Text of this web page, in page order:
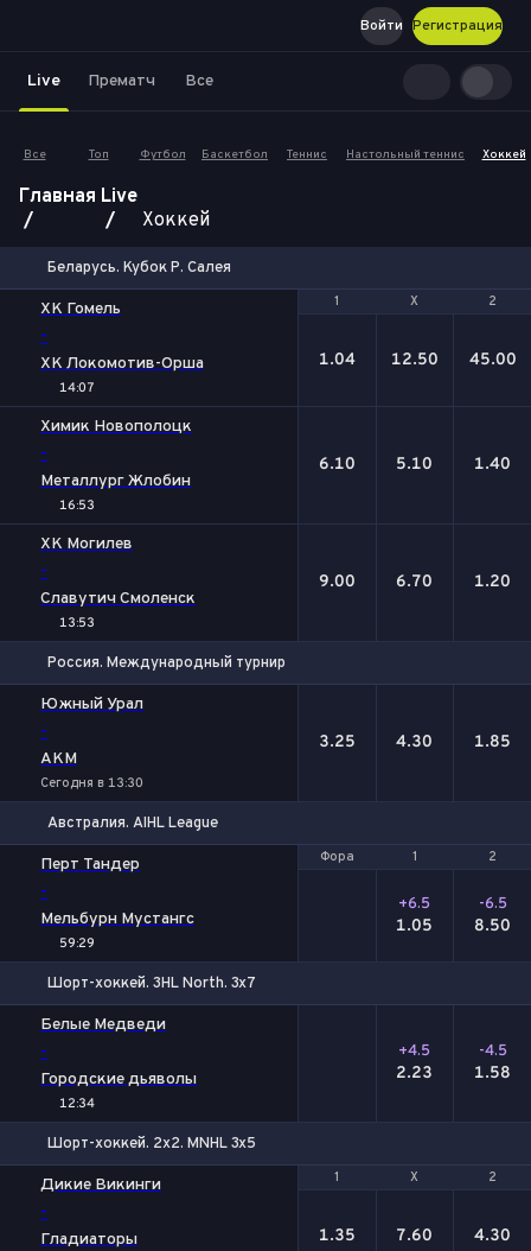
Регистрация
Войти
Live Прематч Все
Все Топ Футбол Баскетбол Теннис Настольный теннис Хоккей
Главная Live
Хоккей
Беларусь. Кубок Р. Салея
1 Х 2
ХК Гомель
-
ХК Локомотив-Орша
14:07
1 Х 2
1.04 12.50 45.00
Химик Новополоцк
-
Металлург Жлобин
16:53
6.10 5.10 1.40
ХК Могилев
-
Славутич Смоленск
13:53
9.00 6.70 1.20
Россия. Международный турнир
Южный Урал
-
АКМ
Сегодня в 13:30
3.25 4.30 1.85
Австралия. AIHL League
Фора 1 2
Перт Тандер
-
Мельбурн Мустангс
59:29
Фора 1 2
+6.5
1.05
-6.5
8.50
Шорт-хоккей. 3HL North. 3x7
Белые Медведи
-
Городские дьяволы
12:34
+4.5
2.23
-4.5
1.58
Шорт-хоккей. 2x2. MNHL 3x5
1 Х 2
Дикие Викинги
-
Гладиаторы
1 Х 2
1.35 7.60 4.30